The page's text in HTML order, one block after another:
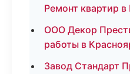
Ремонт квартир в
ООО Декор
работы в
Завод Стандарт